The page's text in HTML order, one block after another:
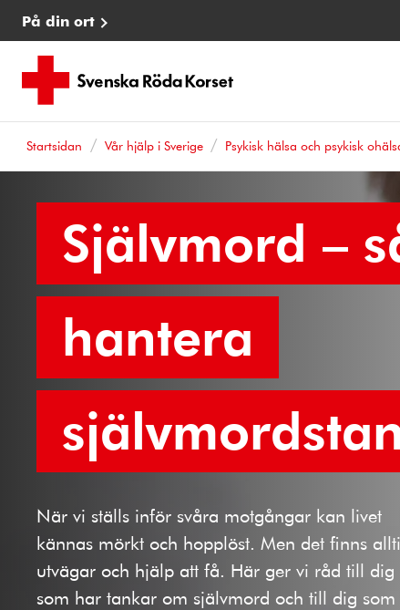
På din ort
Startsidan Vår hjälp i Sverige Psykisk hälsa och psykisk
Självmord –
hantera
När vi ställs inför svåra motgångar kan livet
kännas mörkt och hopplöst. Men det finns
utvägar och hjälp att få. Här ger vi råd till dig
som har tankar om självmord och till dig som